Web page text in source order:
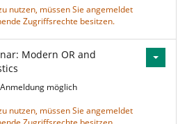
nutzen, müssen Sie angemeldet
Zugriffsrechte besitzen.
Modern OR and
möglich
nutzen, müssen Sie angemeldet